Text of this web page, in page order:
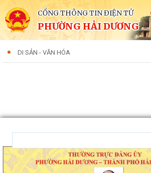
CỔNG THÔNG TIN ĐIỆN TỬ
PHƯỜNG HẢI DƯƠNG
DI SẢN - VĂN HÓA